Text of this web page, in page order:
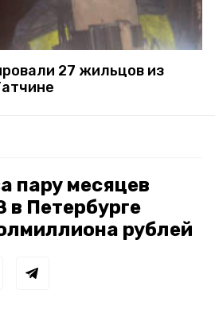
27 жильцов из
пару месяцев
в Петербурге
рублей